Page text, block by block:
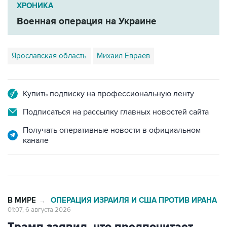
ХРОНИКА
Военная операция на Украине
Ярославская область Михаил Евраев
Купить подписку на профессиональную ленту
Подписаться на рассылку главных новостей сайта
Получать оперативные новости в официальном
канале
В МИРЕ → ОПЕРАЦИЯ ИЗРАИЛЯ И США ПРОТИВ ИРАНА
01:07, 6 августа 2026